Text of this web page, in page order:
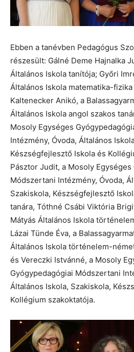
Ebben a tanévben Pedagógus
részesült: Gálné Deme Hajnalka
Általános Iskola tanítója; Győri
Általános Iskola matematika-
Kaltenecker Anikó, a
Általános Iskola angol szakos
Mosoly Egységes
Intézmény, Óvoda, Általános
Készségfejlesztő Iskola és
Pásztor Judit, a Mosoly
Módszertani Intézmény, Óvoda,
Szakiskola, Készségfejlesztő
tanára, Tóthné Csábi Viktória
Mátyás Általános Iskola
Lázai Tünde Éva, a
Általános Iskola történelem-
és Vereczki Istvánné, a Mosoly
Gyógypedagógiai Módszertani
Általános Iskola, Szakiskola,
Kollégium szakoktatója.